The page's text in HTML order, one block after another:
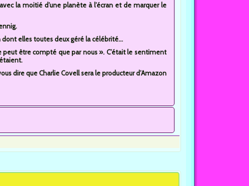
la moitié d’une planète à l’écran et de marquer le
elles toutes deux géré la célébrité...
être compté que par nous ». C’était le sentiment
dire que Charlie Covell sera le producteur d’Amazon